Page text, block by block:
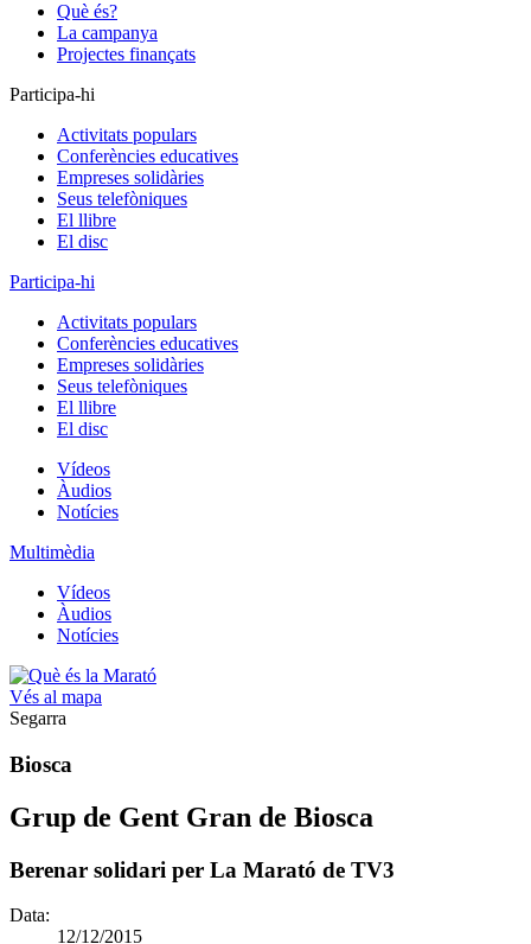
Què és?
La campanya
Projectes finançats
Participa-hi
Activitats populars
Conferències educatives
Empreses solidàries
Seus telefòniques
El llibre
El disc
Participa-hi
Activitats populars
Conferències educatives
Empreses solidàries
Seus telefòniques
El llibre
El disc
Vídeos
Àudios
Notícies
Multimèdia
Vídeos
Àudios
Notícies
Vés al mapa
Segarra
Biosca
Grup de Gent Gran de Biosca
Berenar solidari per La Marató de TV3
Data:
12/12/2015